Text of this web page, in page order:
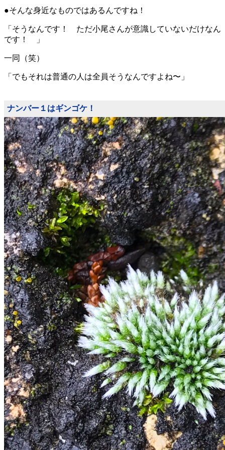
●そんな身近なものではあるんですね！
「そうなんです！ ただ小尾さんが意識していないだけなん
です！ 」
一同（笑）
「でもそれは普通の人は全員そうなんですよね〜」
ナンバー１はギンゴケ！